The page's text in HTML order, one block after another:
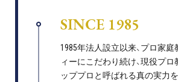
SINCE 1985
1985年法人設立以来、プロ家
ィーにこだわり続け、現役プロ
ッププロと呼ばれる真の実力